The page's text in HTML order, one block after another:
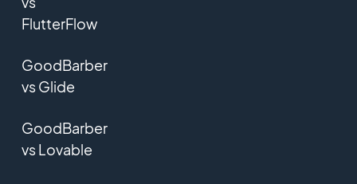
FlutterFlow
GoodBarber
vs Glide
GoodBarber
vs Lovable